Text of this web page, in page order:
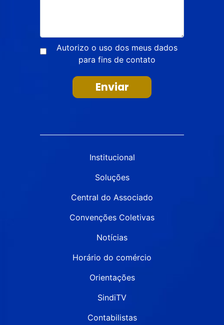
Autorizo o uso dos meus dados
para fins de contato
Enviar
Institucional
Soluções
Central do Associado
Convenções Coletivas
Notícias
Horário do comércio
Orientações
SindiTV
Contabilistas